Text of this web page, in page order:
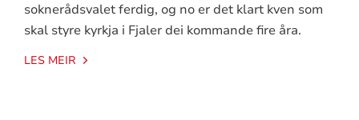
soknerådsvalet ferdig, og no er det klart kven som
skal styre kyrkja i Fjaler dei kommande fire åra.
LES MEIR